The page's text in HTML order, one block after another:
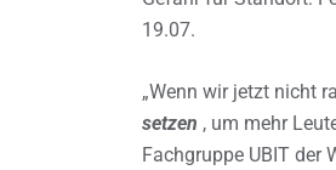
19.07.
„Wenn wir jetzt nicht
setzen , um mehr
Fachgruppe UBIT der